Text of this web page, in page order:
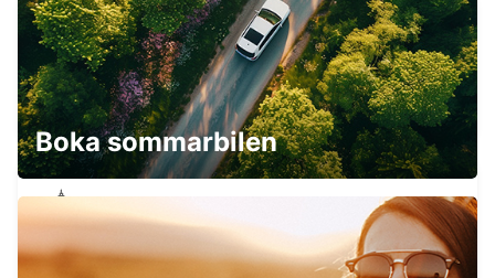
CHOLET JÄRNVÄGSSTATION
CHOLET - FRANCE
LES HERBIERS - FRANCE
Boka sommarbilen